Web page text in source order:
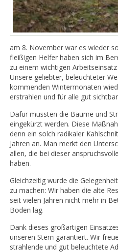
am 8. November war es wieder
fleißigen Helfer haben sich im
zu einem wichtigen
Unsere geliebter, beleuchteter
kommenden Wintermonaten
erstrahlen und für alle gut
Dafür mussten die Bäume und
eingekürzt werden. Diese
denn ein solch radikaler
Jahren an. Man merkt den
allen, die bei dieser
haben.
Gleichzeitig wurde die
zu machen: Wir haben die alte
seit vielen Jahren nicht mehr in
Boden lag.
Dank dieses großartigen
unseren Stern garantiert. Wir
strahlende und gut beleuchtete